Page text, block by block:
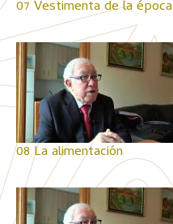
07 Vestimenta de la época
08 La alimentación